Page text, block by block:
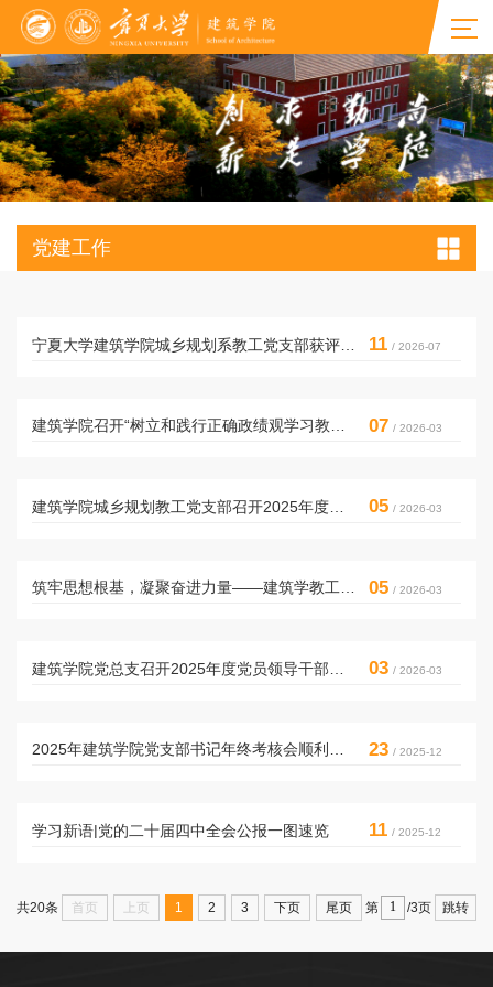
党建工作
11 / 2026-07
建筑学院召开“树立和践行正确政绩观学习教育”启动部署会 07 / 2026-03
05 / 2026-03
筑牢思想根基，凝聚奋进力量——建筑学教工党支部召开专... 05 / 2026-03
03 / 2026-03
2025年建筑学院党支部书记年终考核会顺利召开 23 / 2025-12
学习新语|党的二十届四中全会公报一图速览 11 / 2025-12
共20条 首页 上页 1 2 3 下页 尾页 第 /3页 跳转